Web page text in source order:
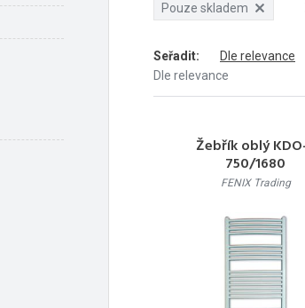
Pouze skladem
Seřadit: Dle relevance
Dle relevance
Žebřík oblý
750/1680
FENIX Trading